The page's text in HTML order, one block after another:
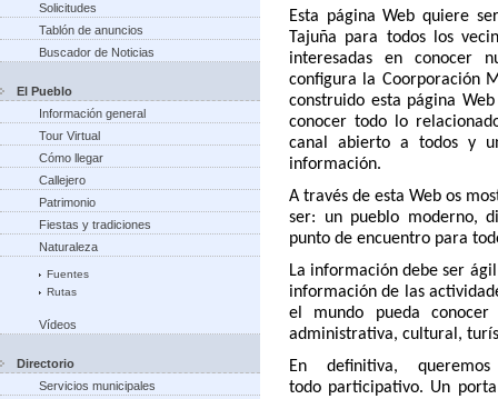
Solicitudes
Tablón de anuncios
Buscador de Noticias
El Pueblo
Información general
Tour Virtual
Cómo llegar
Callejero
Patrimonio
Fiestas y tradiciones
Naturaleza
Fuentes
Rutas
Vídeos
Directorio
Servicios municipales
Esta página Web quiere
Tajuña para todos los
interesadas en conocer
configura la Coorporación
construido esta página
conocer todo lo
canal abierto a todos y
información.
A través de esta Web os
ser: un pueblo moderno,
punto de encuentro para
La información debe ser
información de las
el mundo pueda
administrativa, cultural,
En definitiva,
todo participativo. Un